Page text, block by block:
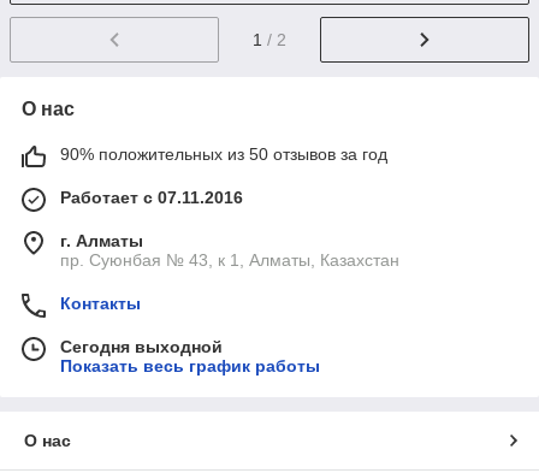
1 / 2
О нас
90% положительных из 50 отзывов за год
Работает с 07.11.2016
г. Алматы
пр. Суюнбая № 43, к 1, Алматы, Казахстан
Контакты
Сегодня выходной
Показать весь график работы
О нас